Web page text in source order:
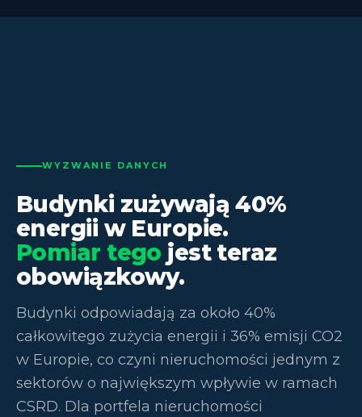
WYZWANIE DANYCH
Budynki zużywają 40%
energii w Europie.
Pomiar tego jest teraz
obowiązkowy.
Budynki odpowiadają za około 40%
całkowitego zużycia energii i 36% emisji CO2
w Europie, co czyni nieruchomości jednym z
sektorów o największym wpływie w ramach
CSRD. Dla portfela nieruchomości